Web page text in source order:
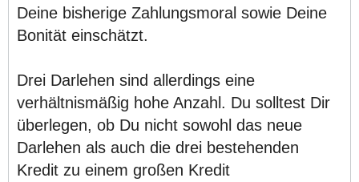
Deine bisherige Zahlungsmoral sowie Deine
Bonität einschätzt.
Drei Darlehen sind allerdings eine
verhältnismäßig hohe Anzahl. Du solltest Dir
überlegen, ob Du nicht sowohl das neue
Darlehen als auch die drei bestehenden
Kredit zu einem großen Kredit